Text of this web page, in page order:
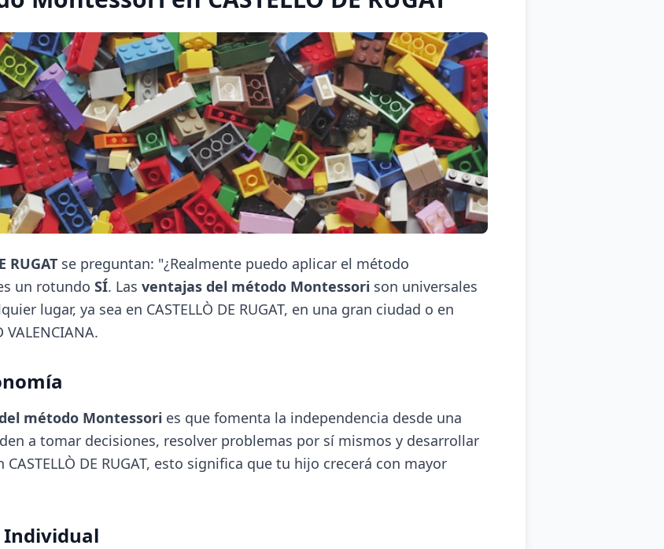
RUGAT se preguntan: "¿Realmente puedo aplicar el método
un rotundo SÍ. Las ventajas del método Montessori son universales
lugar, ya sea en CASTELLÒ DE RUGAT, en una gran ciudad o en
método Montessori es que fomenta la independencia desde una
a tomar decisiones, resolver problemas por sí mismos y desarrollar
DE RUGAT, esto significa que tu hijo crecerá con mayor
Individual